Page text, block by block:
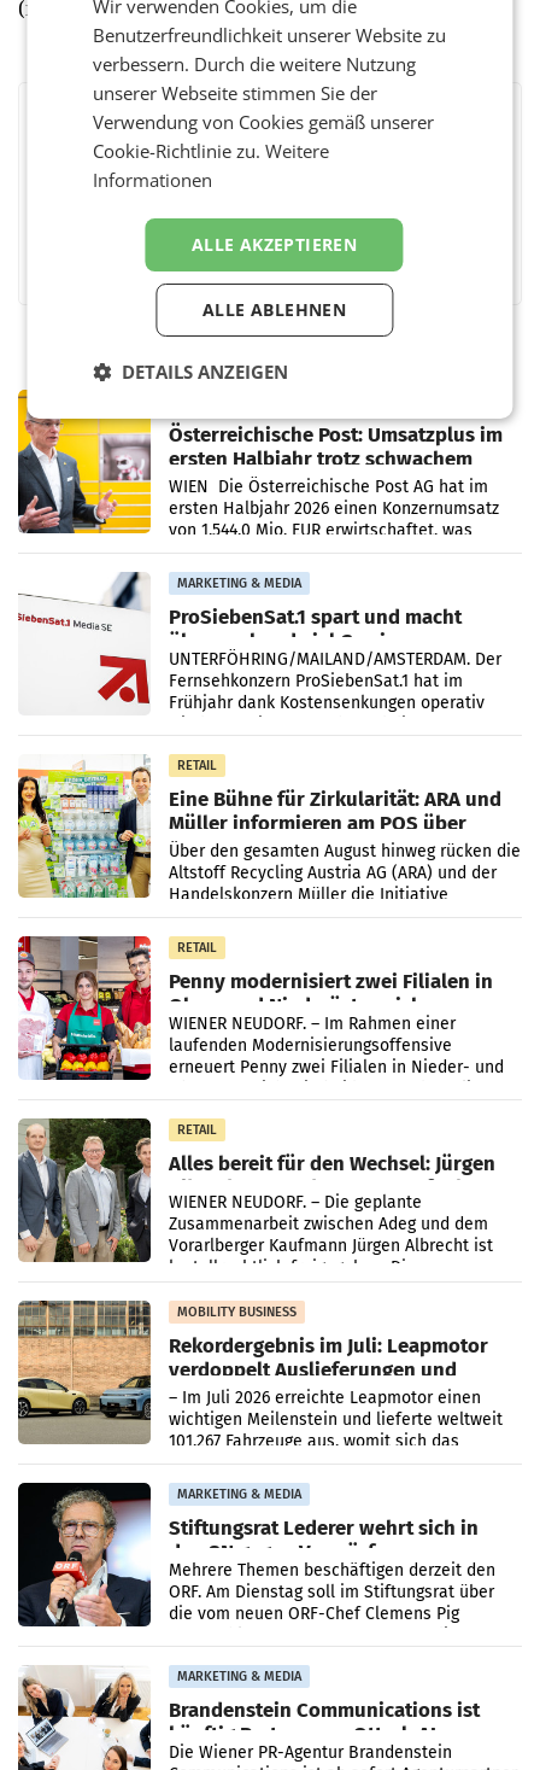
(red)
BEWERTEN SIE DIESEN ARTIKEL
MessengerWhatsAppLinkedInXING Teilen
Österreichische Post: Umsatzplus im
ersten Halbjahr trotz schwachem
Briefgeschäft
WIEN Die Österreichische Post AG hat im
ersten Halbjahr 2026 einen Konzernumsatz
von 1.544,0 Mio. EUR erwirtschaftet, was
einem Plus von 3,8 Prozent gegenüber dem
Vergleichszeitraum
MARKETING & MEDIA
ProSiebenSat.1 spart und macht
überraschend viel Gewinn
UNTERFÖHRING/MAILAND/AMSTERDAM. Der
Fernsehkonzern ProSiebenSat.1 hat im
Frühjahr dank Kostensenkungen operativ
RETAIL
Eine Bühne für Zirkularität: ARA und
Müller informieren am POS über
Kreislauffähigkeit
Über den gesamten August hinweg rücken die
Altstoff Recycling Austria AG (ARA) und der
Handelskonzern Müller die Initiative
„Kreislauf-Helden“ in allen österreichischen
Müller-Filialen
RETAIL
Penny modernisiert zwei Filialen in
Ober- und Niederösterreich
WIENER NEUDORF. – Im Rahmen einer
laufenden Modernisierungsoffensive
erneuert Penny zwei Filialen in Nieder- und
RETAIL
Alles bereit für den Wechsel: Jürgen
Albrecht setzt ab 1.1.2027 auf Adeg
WIENER NEUDORF. – Die geplante
Zusammenarbeit zwischen Adeg und dem
Vorarlberger Kaufmann Jürgen Albrecht ist
kartellrechtlich freigegeben: Die
Bundeswettbewerbsbehörde und der
Bundeskartellanwalt
MOBILITY BUSINESS
Rekordergebnis im Juli: Leapmotor
verdoppelt Auslieferungen und
überschreitet die 100.000er-Marke
– Im Juli 2026 erreichte Leapmotor einen
wichtigen Meilenstein und lieferte weltweit
101.267 Fahrzeuge aus, womit sich das
Ergebnis gegenüber Juli 2025 mehr als
verdoppelte (+102
MARKETING & MEDIA
Stiftungsrat Lederer wehrt sich in
den SN gegen Vorwürfe
Mehrere Themen beschäftigen derzeit den
ORF. Am Dienstag soll im Stiftungsrat über
die vom neuen ORF-Chef Clemens Pig
MARKETING & MEDIA
Brandenstein Communications ist
künftig Partner von OtterlyAI
Die Wiener PR-Agentur Brandenstein
Wir verwenden Cookies, um die
Benutzerfreundlichkeit unserer Website zu
verbessern. Durch die weitere Nutzung
unserer Webseite stimmen Sie der
Verwendung von Cookies gemäß unserer
Cookie-Richtlinie zu.Weitere
Informationen
ALLE AKZEPTIEREN
ALLE ABLEHNEN
DETAILS ANZEIGEN